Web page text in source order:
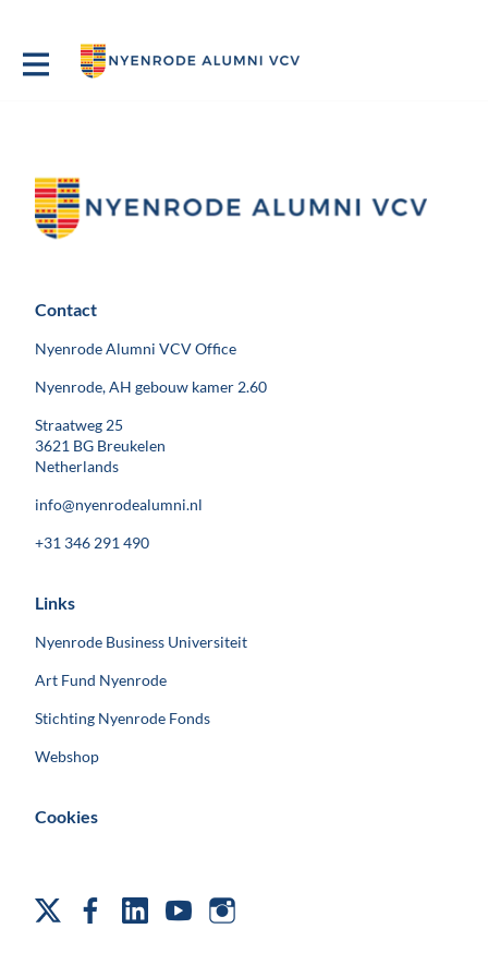
Contact
Nyenrode Alumni VCV Office
Nyenrode, AH gebouw kamer 2.60
Straatweg 25
3621 BG Breukelen
Netherlands
info@nyenrodealumni.nl
+31 346 291 490
Links
Nyenrode Business Universiteit
Art Fund Nyenrode
Stichting Nyenrode Fonds
Webshop
Cookies